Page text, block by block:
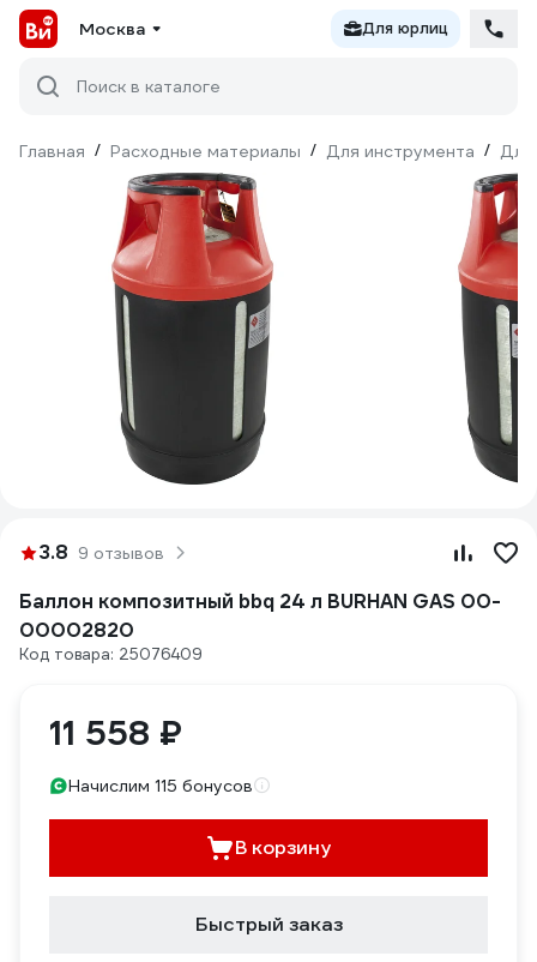
Москва Для юрлиц
Поиск в каталоге
Главная / Расходные материалы / Для инструмента / Для
3.8 9 отзывов
Баллон композитный bbq 24 л BURHAN GAS 00-
00002820
Код товара: 25076409
11 558 ₽
Начислим 115 бонусов
В корзину
Быстрый заказ